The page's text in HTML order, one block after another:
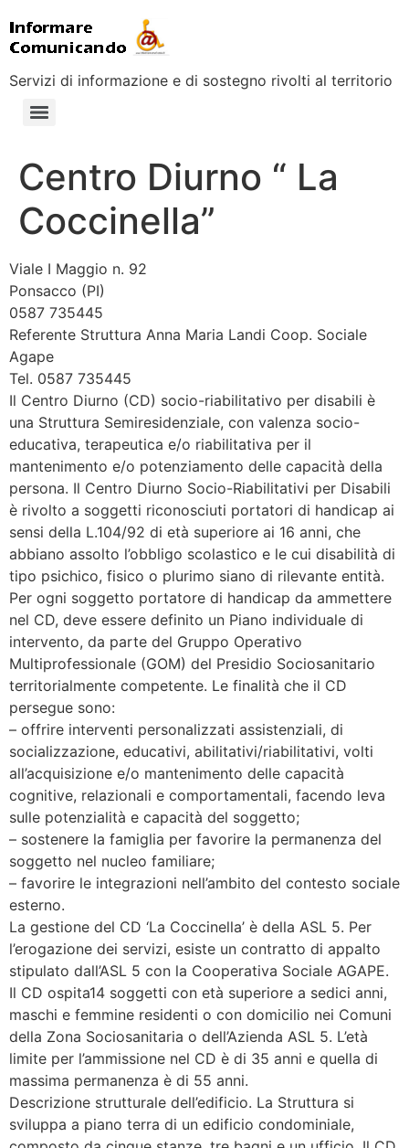
Servizi di informazione e di sostegno rivolti al territorio
Centro Diurno “ La
Coccinella”
Viale I Maggio n. 92
Ponsacco (PI)
0587 735445
Referente Struttura Anna Maria Landi Coop. Sociale
Agape
Tel. 0587 735445
Il Centro Diurno (CD) socio-riabilitativo per disabili è
una Struttura Semiresidenziale, con valenza socio-
educativa, terapeutica e/o riabilitativa per il
mantenimento e/o potenziamento delle capacità della
persona. Il Centro Diurno Socio-Riabilitativi per Disabili
è rivolto a soggetti riconosciuti portatori di handicap ai
sensi della L.104/92 di età superiore ai 16 anni, che
abbiano assolto l’obbligo scolastico e le cui disabilità di
tipo psichico, fisico o plurimo siano di rilevante entità.
Per ogni soggetto portatore di handicap da ammettere
nel CD, deve essere definito un Piano individuale di
intervento, da parte del Gruppo Operativo
Multiprofessionale (GOM) del Presidio Sociosanitario
territorialmente competente. Le finalità che il CD
persegue sono:
– offrire interventi personalizzati assistenziali, di
socializzazione, educativi, abilitativi/riabilitativi, volti
all’acquisizione e/o mantenimento delle capacità
cognitive, relazionali e comportamentali, facendo leva
sulle potenzialità e capacità del soggetto;
– sostenere la famiglia per favorire la permanenza del
soggetto nel nucleo familiare;
– favorire le integrazioni nell’ambito del contesto sociale
esterno.
La gestione del CD ‘La Coccinella’ è della ASL 5. Per
l’erogazione dei servizi, esiste un contratto di appalto
stipulato dall’ASL 5 con la Cooperativa Sociale AGAPE.
Il CD ospita14 soggetti con età superiore a sedici anni,
maschi e femmine residenti o con domicilio nei Comuni
della Zona Sociosanitaria o dell’Azienda ASL 5. L’età
limite per l’ammissione nel CD è di 35 anni e quella di
massima permanenza è di 55 anni.
Descrizione strutturale dell’edificio. La Struttura si
sviluppa a piano terra di un edificio condominiale,